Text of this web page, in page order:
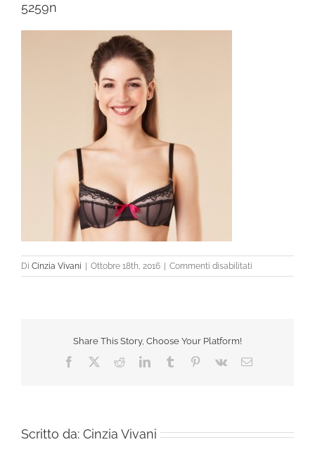
5259n
Di Cinzia Vivani Ottobre 18th, 2016 Commenti disabilitati
5259n
Share This Story, Choose Your Platform!
Facebook RedditLinkedInTumblr Pinterest
Vk Email
Scritto da: Cinzia Vivani